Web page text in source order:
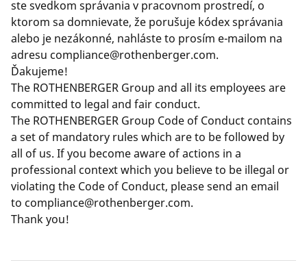
ste svedkom správania v pracovnom prostredí, o
ktorom sa domnievate, že porušuje kódex správania
alebo je nezákonné, nahláste to prosím e-mailom na
adresu compliance@rothenberger.com.
Ďakujeme!
The ROTHENBERGER Group and all its employees are
committed to legal and fair conduct.
The ROTHENBERGER Group Code of Conduct contains
a set of mandatory rules which are to be followed by
all of us. If you become aware of actions in a
professional context which you believe to be illegal or
violating the Code of Conduct, please send an email
to compliance@rothenberger.com.
Thank you!